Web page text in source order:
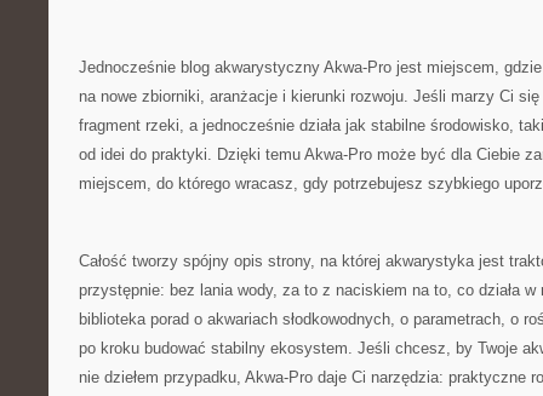
Jednocześnie blog akwarystyczny Akwa-Pro jest miejscem,
na nowe zbiorniki, aranżacje i kierunki rozwoju. Jeśli marzy Ci
fragment rzeki, a jednocześnie działa jak stabilne środowisko,
od idei do praktyki. Dzięki temu Akwa-Pro może być dla Ciebie
miejscem, do którego wracasz, gdy potrzebujesz szybkiego
Całość tworzy spójny opis strony, na której akwarystyka jest
przystępnie: bez lania wody, za to z naciskiem na to, co działa
biblioteka porad o akwariach słodkowodnych, o parametrach, o
po kroku budować stabilny ekosystem. Jeśli chcesz, by Twoje
nie dziełem przypadku, Akwa-Pro daje Ci narzędzia: praktyczne